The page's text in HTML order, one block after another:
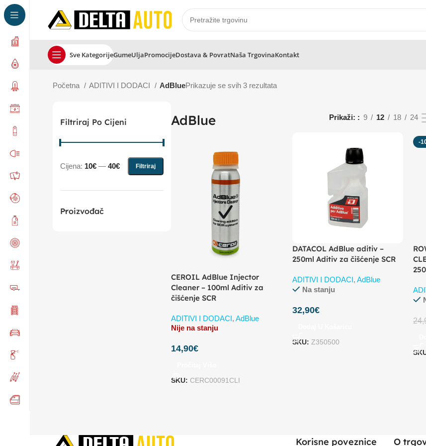
Sve KategorijeGumeUljaPromocijeDostava & PovratNaša TrgovinaKontakt
Početna ADITIVI I DODACI AdBluePrikazuje se svih 3 rezultata
Filtriraj Po Cijeni
Filtriraj
Cijena: 10€ — 40€
Proizvođač
AdBlue Prikaži: 9 12 18 24
CEROIL AdBlue Injector
Cleaner – 100ml Aditiv za
čišćenje SCR
ADITIVI I DODACI,AdBlue
Nije na stanju
14,90€
SKU: CERC00091CLI
DATACOL AdBlue aditiv –
250ml Aditiv za čišćenje SCR
ADITIVI I DODACI, AdBlue
Na stanju
32,90€
SKU: Z350500
-
Korisne poveznice O